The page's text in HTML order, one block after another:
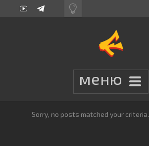
Sorry, no posts matched your criteria.